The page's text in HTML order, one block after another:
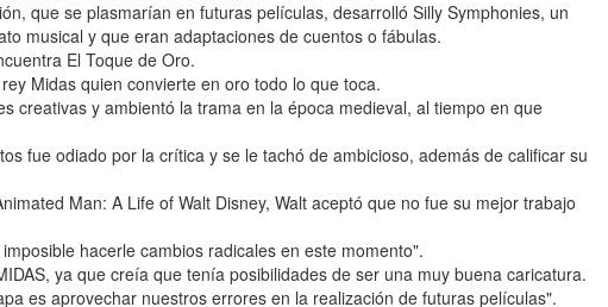
que se plasmarían en futuras películas, desarrolló Silly Symphonies, un
musical y que eran adaptaciones de cuentos o fábulas.
El Toque de Oro.
Midas quien convierte en oro todo lo que toca.
creativas y ambientó la trama en la época medieval, al tiempo en que
fue odiado por la crítica y se le tachó de ambicioso, además de calificar su
Man: A Life of Walt Disney, Walt aceptó que no fue su mejor trabajo
hacerle cambios radicales en este momento".
ya que creía que tenía posibilidades de ser una muy buena caricatura.
es aprovechar nuestros errores en la realización de futuras películas".